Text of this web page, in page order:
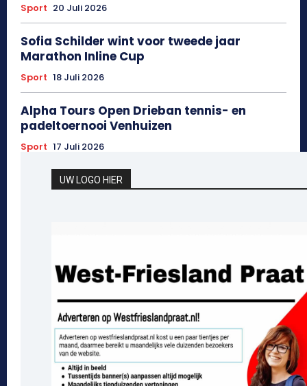
Sport 20 Juli 2026
Sofia Schilder wint voor tweede jaar
Marathon Inline Cup
Sport 18 Juli 2026
Alpha Tours Open Drieban tennis- en
padeltoernooi Venhuizen
Sport 17 Juli 2026
UW LOGO HIER